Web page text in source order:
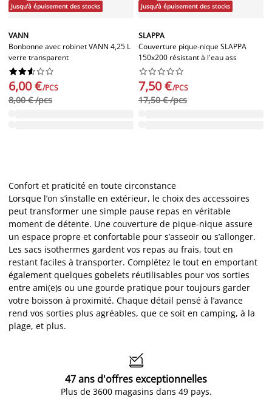
Jusqu'à épuisement des stocks
VANN
Bonbonne avec robinet VANN 4,25 L
verre transparent






6,00 €/PCS
8,00 € /pcs
Jusqu'à épuisement des stocks
SLAPPA
Couverture pique-nique SLAPPA
150x200 résistant à l'eau ass






7,50 €/PCS
17,50 € /pcs
Confort et praticité en toute circonstance
Lorsque l’on s’installe en extérieur, le choix des accessoires
peut transformer une simple pause repas en véritable
moment de détente. Une couverture de pique-nique assure
un espace propre et confortable pour s’asseoir ou s’allonger.
Les sacs isothermes gardent vos repas au frais, tout en
restant faciles à transporter. Complétez le tout en emportant
également quelques gobelets réutilisables pour vos sorties
entre ami(e)s ou une gourde pratique pour toujours garder
votre boisson à proximité. Chaque détail pensé à l’avance
rend vos sorties plus agréables, que ce soit en camping, à la
plage, et plus.

47 ans d'offres exceptionnelles
Plus de 3600 magasins dans 49 pays.